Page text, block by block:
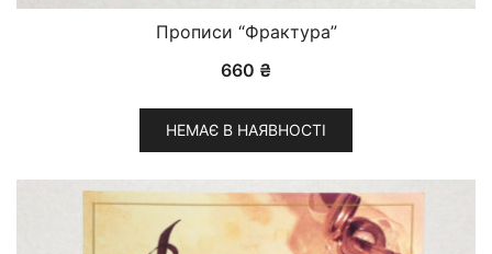
Прописи “Фрактура”
660 ₴
НЕМАЄ В НАЯВНОСТІ